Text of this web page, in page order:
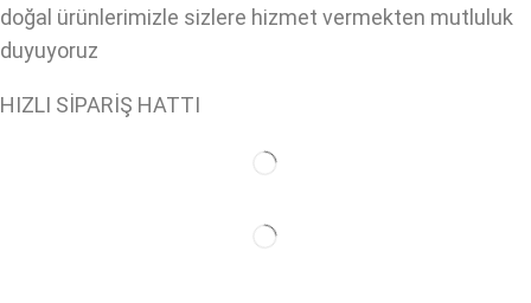
doğal ürünlerimizle sizlere hizmet vermekten mutluluk
duyuyoruz
HIZLI SİPARİŞ HATTI